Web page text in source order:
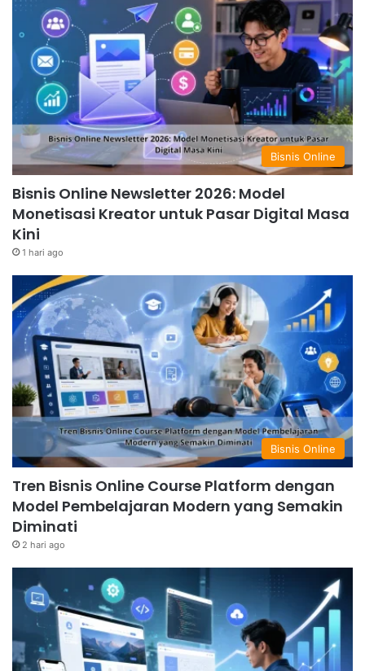
Bisnis Online
Bisnis Online Newsletter 2026: Model
Monetisasi Kreator untuk Pasar Digital Masa
Kini
1 hari ago
Bisnis Online
Tren Bisnis Online Course Platform dengan
Model Pembelajaran Modern yang Semakin
Diminati
2 hari ago